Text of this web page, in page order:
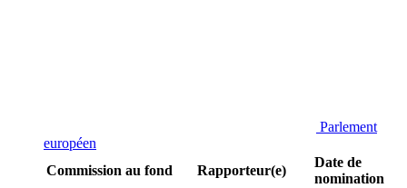
Parlement
européen
Commission au fond
Rapporteur(e)
Date de
nomination